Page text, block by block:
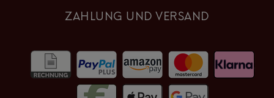
ZAHLUNG UND VERSAND